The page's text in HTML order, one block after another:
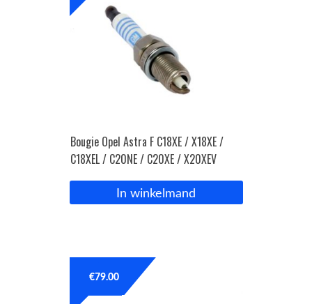
Bougie Opel Astra F C18XE / X18XE /
C18XEL / C20NE / C20XE / X20XEV
In winkelmand
€79.00